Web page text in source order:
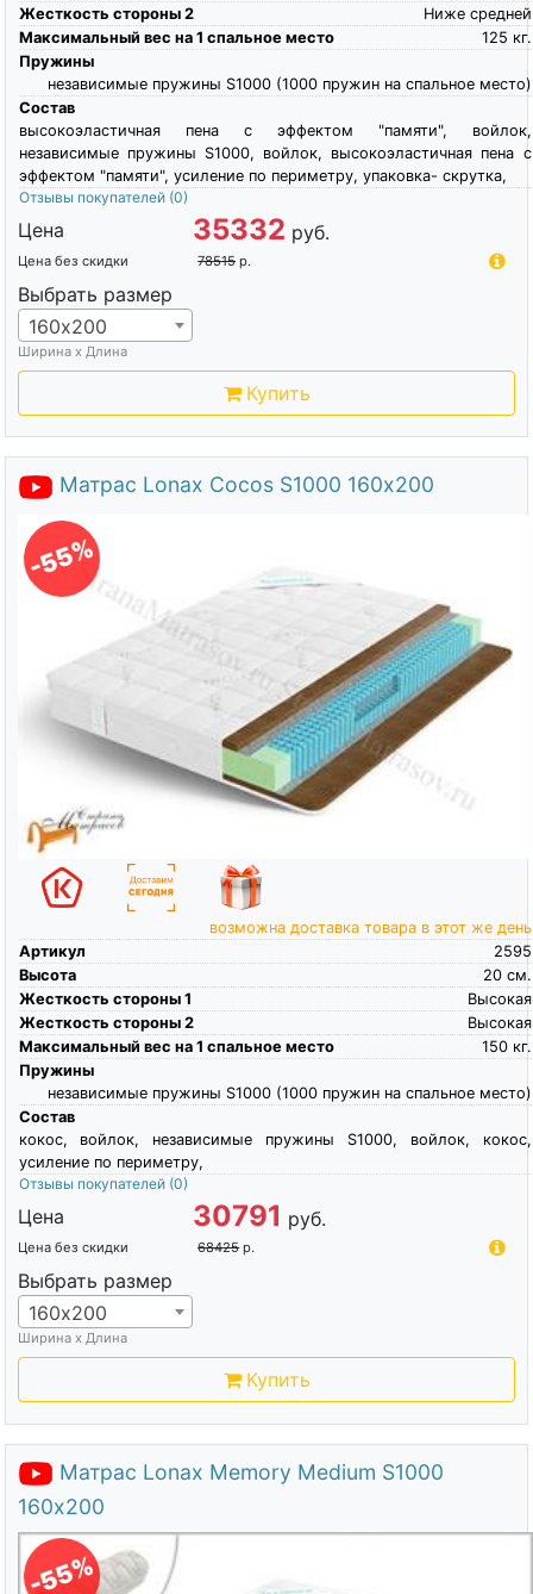
Жесткость стороны 2
Ниже средней
Максимальный вес на 1 спальное место
кг.
125
Пружины
независимые пружины S1000 (1000 пружин на спальное место)
Состав
высокоэластичная пена c эффектом "памяти", войлок,
независимые пружины S1000, войлок, высокоэластичная пена c
эффектом "памяти", усиление по периметру, упаковка- скрутка,
Отзывы покупателей (0)
Цена 35332 руб.
Цена без скидки 78515 р.
Выбрать размер
160х200
Ширина х Длина
Купить
Матрас Lonax Cocos S1000 160х200
-55%
возможна доставка товара в этот же день
Артикул
2595
Высота
см.
20
Жесткость стороны 1
Высокая
Жесткость стороны 2
Высокая
Максимальный вес на 1 спальное место
кг.
150
Пружины
независимые пружины S1000 (1000 пружин на спальное место)
Состав
кокос, войлок, независимые пружины S1000, войлок, кокос,
усиление по периметру,
Отзывы покупателей (0)
Цена 30791 руб.
Цена без скидки 68425 р.
Выбрать размер
160х200
Ширина х Длина
Купить
Матрас Lonax Memory Medium S1000
160х200
-55%